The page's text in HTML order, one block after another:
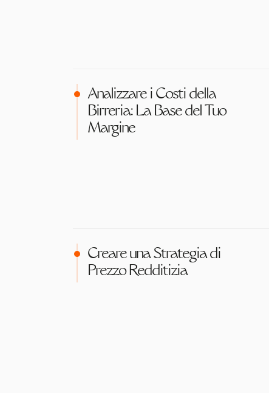
Analizzare i Costi della
Birreria: La Base del Tuo
Margine
Creare una Strategia di
Prezzo Redditizia